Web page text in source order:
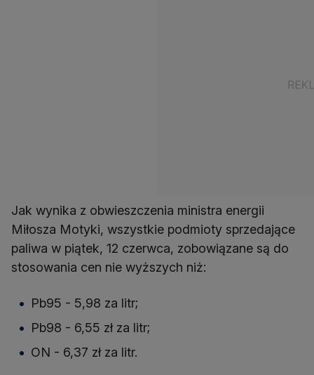
Jak wynika z obwieszczenia ministra energii
Miłosza Motyki, wszystkie podmioty sprzedające
paliwa w piątek, 12 czerwca, zobowiązane są do
stosowania cen nie wyższych niż:
Pb95 - 5,98 za litr;
Pb98 - 6,55 zł za litr;
ON - 6,37 zł za litr.